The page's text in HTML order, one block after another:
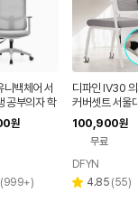
니백체어 서
공부의자 학
무용 사무실
이트
원
리
(999+)
디파인 IV30
커버셋트 서울
실 초등 중학생
생 공부 팔걸이
100,900원
무료
DFYN
별 4.85 리
(55)